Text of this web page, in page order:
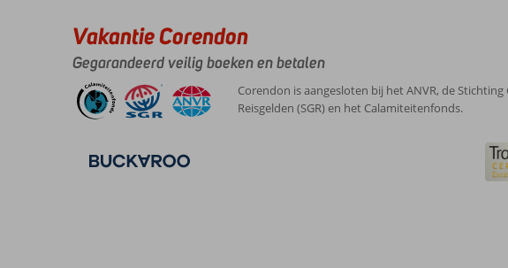
Met partner
,
15 maart 2026
Rustige
omgeving,
nog
niet
veel
toeristen
ik
Eten -
Kamers
Kindvriendelijk -
Wifi kwaliteit
Vakantie Corendon
Gegarandeerd veilig boeken en betalen
Corendon is aangesloten bij het ANVR, de
Reisgelden (SGR) en het Calamiteitenfonds.